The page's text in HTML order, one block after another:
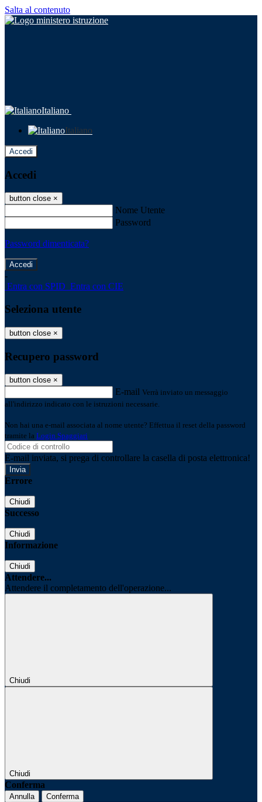
Salta al contenuto
Italiano
Italiano
Accedi
Accedi
button close ×
Nome Utente
Password
Password dimenticata?
-
Entra con SPID Entra con CIE
Seleziona utente
button close ×
Recupero password
button close ×
E-mail Verrà inviato un messaggio
all'indirizzo indicato con le istruzioni necessarie.
Non hai una e-mail associata al nome utente? Effettua il reset della password
tramite la Login Spaggiari
E-mail inviata, si prega di controllare la casella di posta elettronica!
Errore
Chiudi
Successo
Chiudi
Informazione
Chiudi
Attendere...
Attendere il completamento dell'operazione...
Chiudi
Chiudi
Conferma
Annulla Conferma